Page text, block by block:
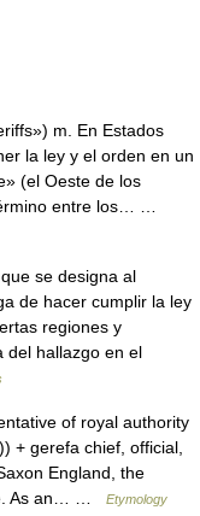
m. En Estados
la ley y el orden en un
(el Oeste de los
entre los… …
se designa al
de hacer cumplir la ley
regiones y
del hallazgo en el
of royal authority
+ gerefa chief, official,
England, the
As an… …
Etymology